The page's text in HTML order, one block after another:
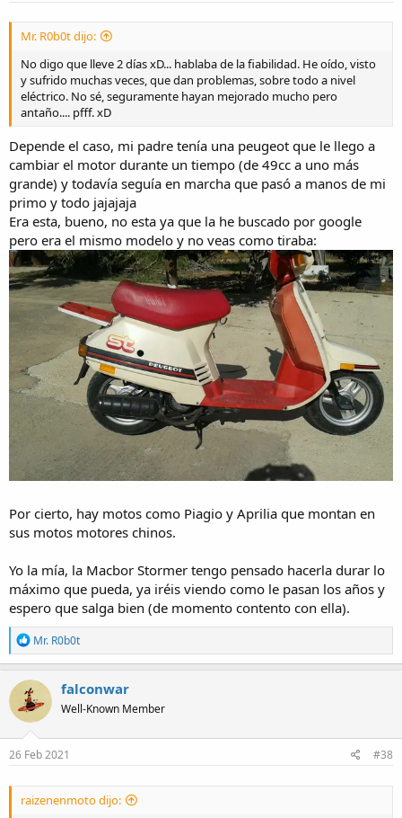
Mr. R0b0t dijo:
No digo que lleve 2 días xD... hablaba de la fiabilidad. He oído, visto
y sufrido muchas veces, que dan problemas, sobre todo a nivel
eléctrico. No sé, seguramente hayan mejorado mucho pero
antaño.... pfff. xD
Depende el caso, mi padre tenía una peugeot que le llego a
cambiar el motor durante un tiempo (de 49cc a uno más
grande) y todavía seguía en marcha que pasó a manos de mi
primo y todo jajajaja
Era esta, bueno, no esta ya que la he buscado por google
pero era el mismo modelo y no veas como tiraba:
Por cierto, hay motos como Piagio y Aprilia que montan en
sus motos motores chinos.
Yo la mía, la Macbor Stormer tengo pensado hacerla durar lo
máximo que pueda, ya iréis viendo como le pasan los años y
espero que salga bien (de momento contento con ella).
R
e
a
c
t
i
o
n
s
Mr. R0b0t
falconwar
Well-Known Member
26 Feb 2021 #38
raizenenmoto dijo: